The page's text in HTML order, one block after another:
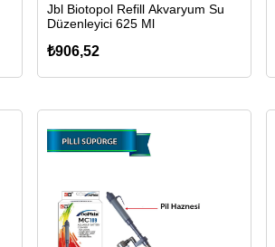
Jbl Biotopol Refill Akvaryum Su
Düzenleyici 625 Ml
₺906,52